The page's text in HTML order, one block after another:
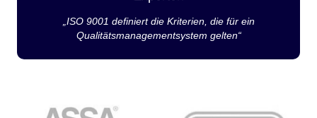
„ISO 9001 definiert die Kriterien, die für ein
Qualitätsmanagementsystem gelten“